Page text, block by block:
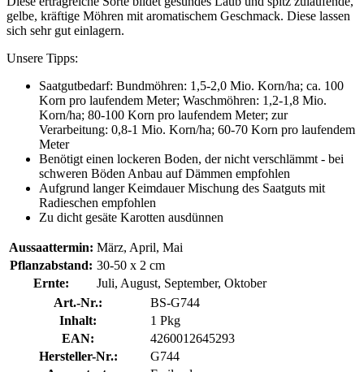
gelbe, kräftige Möhren mit aromatischem Geschmack. Diese lassen
sich sehr gut einlagern.
Unsere Tipps:
Saatgutbedarf: Bundmöhren: 1,5-2,0 Mio. Korn/ha; ca. 100
Korn pro laufendem Meter; Waschmöhren: 1,2-1,8 Mio.
Korn/ha; 80-100 Korn pro laufendem Meter; zur
Verarbeitung: 0,8-1 Mio. Korn/ha; 60-70 Korn pro laufendem
Meter
Benötigt einen lockeren Boden, der nicht verschlämmt - bei
schweren Böden Anbau auf Dämmen empfohlen
Aufgrund langer Keimdauer Mischung des Saatguts mit
Radieschen empfohlen
Zu dicht gesäte Karotten ausdünnen
Aussaattermin: März, April, Mai
Pflanzabstand: 30-50 x 2 cm
Ernte:
Juli, August, September, Oktober
Art.-Nr.:
BS-G744
Inhalt:
1 Pkg
EAN:
4260012645293
Hersteller-Nr.:
G744